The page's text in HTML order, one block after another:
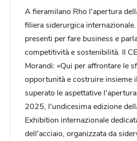
A fieramilano Rho l'apertura
filiera siderurgica
presenti per fare business e
competitività e sostenibilità. Il
Morandi: «Qui per affrontare le
opportunità e costruire insieme
superato le aspettative
2025, l'undicesima edizione
Exhibition internazionale
dell'acciaio, organizzata da